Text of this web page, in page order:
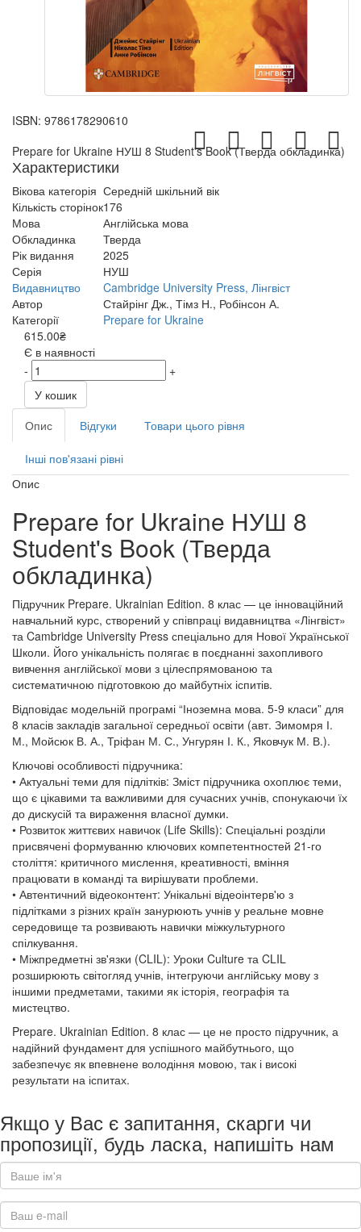
ISBN: 9786178290610
Prepare for Ukraine НУШ 8 Student's Book (Тверда обкладинка)
Характеристики
Вікова категорія Середній шкільний вік
Кількість сторінок176
Мова
Англійська мова
Обкладинка
Тверда
Рік видання
2025
Серія
НУШ
Видавництво
Cambridge University Press, Лінгвіст
Автор
Стайрінг Дж., Тімз Н., Робінсон А.
Категорії
Prepare for Ukraine
615.00₴
Є в наявності
-
+
У кошик
Опис
Відгуки Товари цього рівня
Інші пов'язані рівні
Опис
Prepare for Ukraine НУШ 8
Student's Book (Тверда
обкладинка)
Підручник Prepare. Ukrainian Edition. 8 клас — це інноваційний
навчальний курс, створений у співпраці видавництва «Лінгвіст»
та Cambridge University Press спеціально для Нової Української
Школи. Його унікальність полягає в поєднанні захопливого
вивчення англійської мови з цілеспрямованою та
систематичною підготовкою до майбутніх іспитів.
Відповідає модельній програмі “Іноземна мова. 5-9 класи” для
8 класів закладів загальної середньої освіти (авт. Зимомря І.
М., Мойсюк В. А., Тріфан М. С., Унгурян І. К., Яковчук М. В.).
Ключові особливості підручника:
• Актуальні теми для підлітків: Зміст підручника охоплює теми,
що є цікавими та важливими для сучасних учнів, спонукаючи їх
до дискусій та вираження власної думки.
• Розвиток життєвих навичок (Life Skills): Спеціальні розділи
присвячені формуванню ключових компетентностей 21-го
століття: критичного мислення, креативності, вміння
працювати в команді та вирішувати проблеми.
• Автентичний відеоконтент: Унікальні відеоінтерв'ю з
підлітками з різних країн занурюють учнів у реальне мовне
середовище та розвивають навички міжкультурного
спілкування.
• Міжпредметні зв'язки (CLIL): Уроки Culture та CLIL
розширюють світогляд учнів, інтегруючи англійську мову з
іншими предметами, такими як історія, географія та
мистецтво.
Prepare. Ukrainian Edition. 8 клас — це не просто підручник, а
надійний фундамент для успішного майбутнього, що
забезпечує як впевнене володіння мовою, так і високі
результати на іспитах.
Якщо у Вас є запитання, скарги чи
пропозиції, будь ласка, напишіть нам